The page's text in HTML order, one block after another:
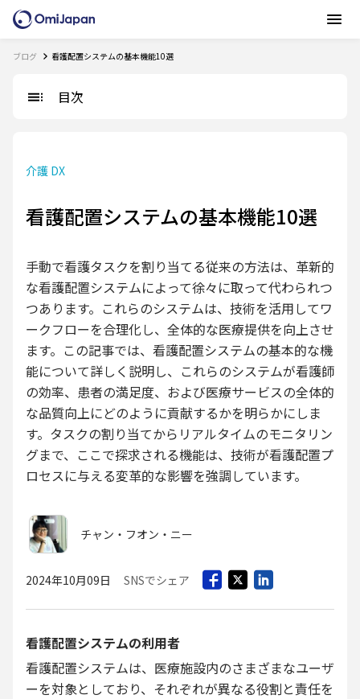
ブログ 看護配置システムの基本機能10選
目次
介護 DX
看護配置システムの基本機能10選
手動で看護タスクを割り当てる従来の方法は、革新的
な看護配置システムによって徐々に取って代わられつ
つあります。これらのシステムは、技術を活用してワ
ークフローを合理化し、全体的な医療提供を向上させ
ます。この記事では、看護配置システムの基本的な機
能について詳しく説明し、これらのシステムが看護師
の効率、患者の満足度、および医療サービスの全体的
な品質向上にどのように貢献するかを明らかにしま
す。タスクの割り当てからリアルタイムのモニタリン
グまで、ここで探求される機能は、技術が看護配置プ
ロセスに与える変革的な影響を強調しています。
チャン・フオン・ニー
2024年10月09日 SNSでシェア
看護配置システムの利用者
看護配置システムは、医療施設内のさまざまなユーザ
ーを対象としており、それぞれが異なる役割と責任を